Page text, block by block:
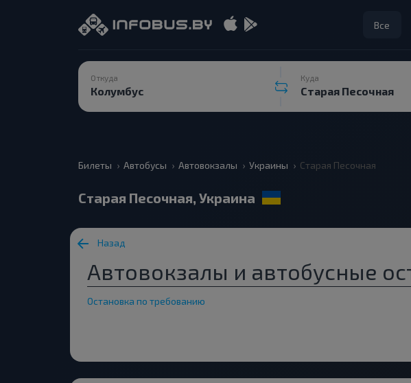
Все
Откуда Куда
Билеты Автобусы Автовокзалы Украины Старая Песочная
Старая Песочная, Украина
Назад
Автовокзалы и автобусные
Остановка по требованию